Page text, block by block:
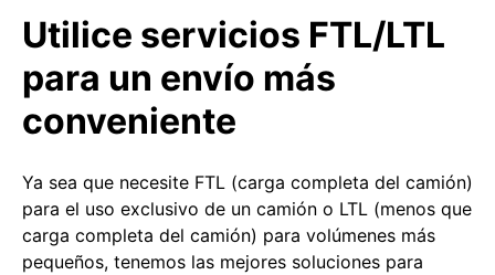
Utilice servicios FTL/LTL
para un envío más
conveniente
Ya sea que necesite FTL (carga completa del camión)
para el uso exclusivo de un camión o LTL (menos que
carga completa del camión) para volúmenes más
pequeños, tenemos las mejores soluciones para